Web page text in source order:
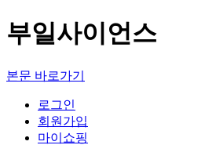
부일사이언스
본문 바로가기
로그인
회원가입
마이쇼핑